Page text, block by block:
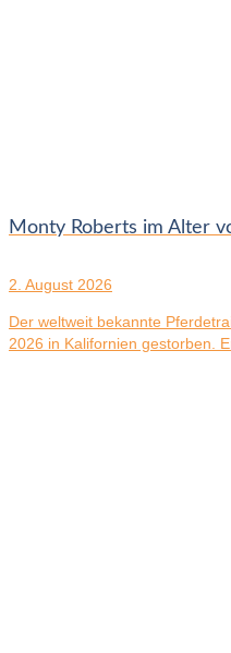
Monty Roberts im Alter
2. August 2026
Der weltweit bekannte
2026 in Kalifornien gestorben.